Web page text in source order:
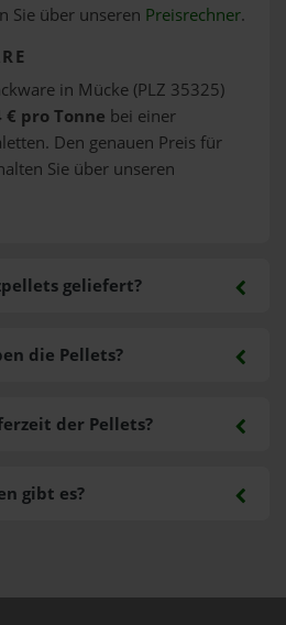
Sie über unseren Preisrechner.
in Mücke (PLZ 35325)
€ pro Tonne bei einer
Den genauen Preis für
Sie über unseren
geliefert?
gibt es?
die Pellets?
der Pellets?